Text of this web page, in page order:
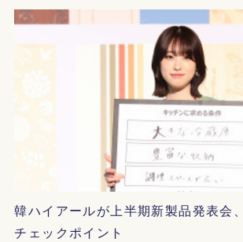
韓ハイアールが上半期新製品発表会
チェックポイント